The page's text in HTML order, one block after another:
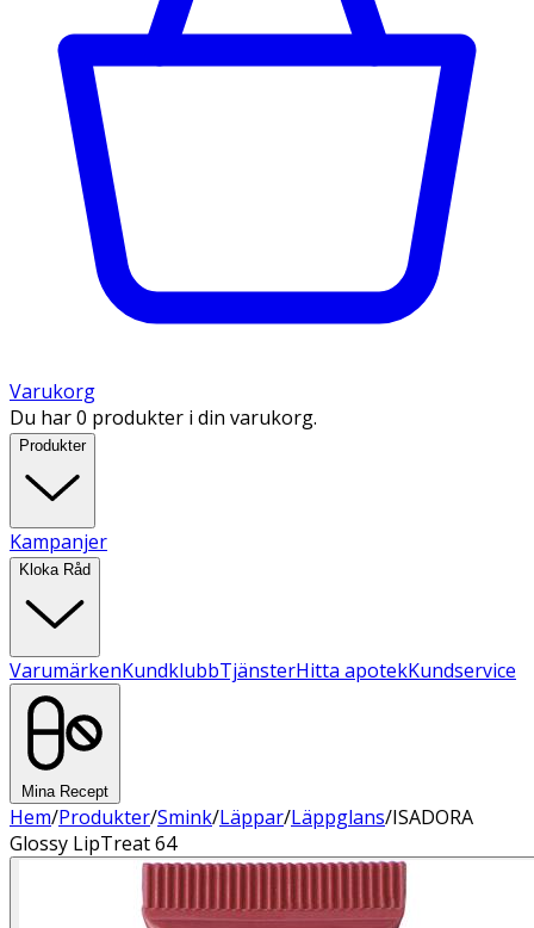
Varukorg
Du har 0 produkter i din varukorg.
Produkter
Kampanjer
Kloka Råd
VarumärkenKundklubbTjänsterHitta apotekKundservice
Mina Recept
Hem/Produkter/Smink/Läppar/Läppglans/ISADORA
Glossy LipTreat 64